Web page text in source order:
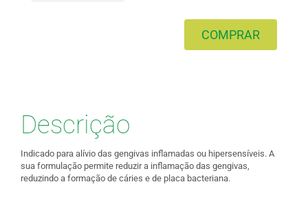
COMPRAR
Descrição
Indicado para alívio das gengivas inflamadas ou hipersensíveis. A
sua formulação permite reduzir a inflamação das gengivas,
reduzindo a formação de cáries e de placa bacteriana.